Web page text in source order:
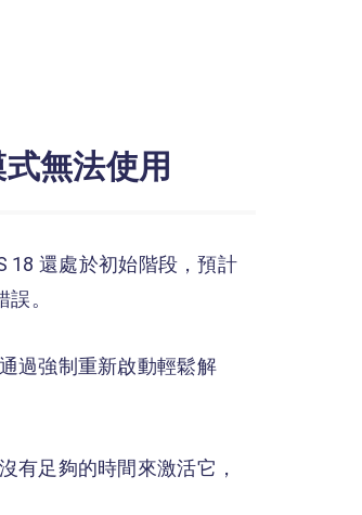
無法使用
18 還處於初始階段，預計
。
過強制重新啟動輕鬆解
有足夠的時間來激活它，